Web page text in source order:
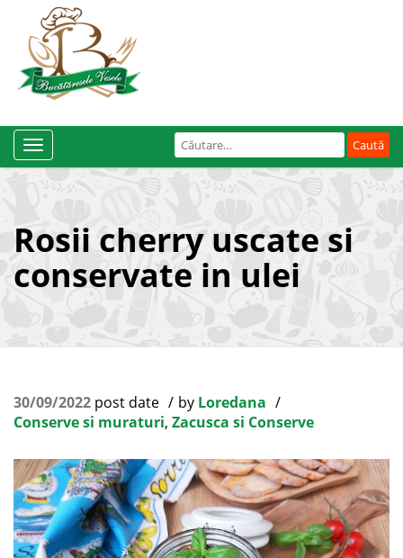
Caută
după:
Toggle
Navigation
Rosii cherry uscate si
conservate in ulei
30/09/2022 post date by Loredana
Conserve si muraturi, Zacusca si Conserve